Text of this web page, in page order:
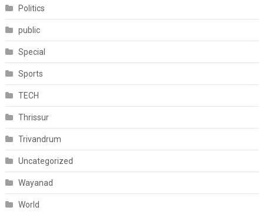
Politics
public
Special
Sports
TECH
Thrissur
Trivandrum
Uncategorized
Wayanad
World